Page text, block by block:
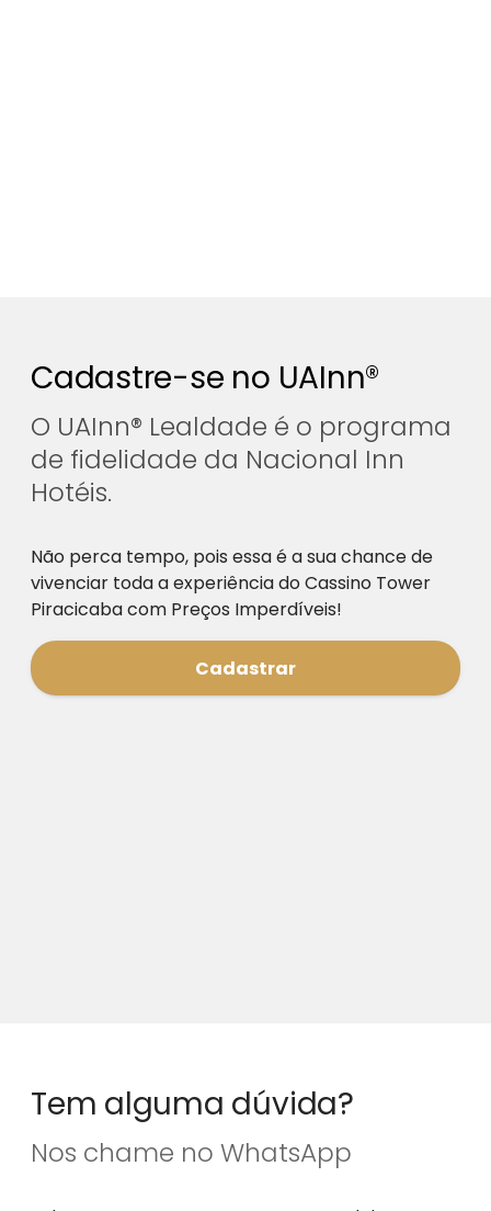
Cadastre-se no UAInn®
O UAInn® Lealdade é o programa
de fidelidade da Nacional Inn
Hotéis.
Não perca tempo, pois essa é a sua chance de
vivenciar toda a experiência do Cassino Tower
Piracicaba com Preços Imperdíveis!
Cadastrar
Tem alguma dúvida?
Nos chame no WhatsApp